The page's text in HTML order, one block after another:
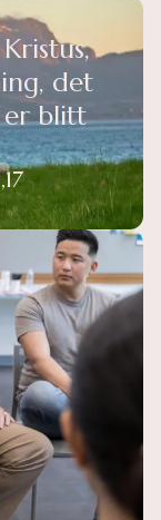
det
er blitt